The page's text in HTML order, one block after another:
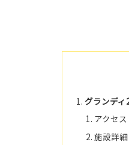
グランデ
アクセ
施設詳細